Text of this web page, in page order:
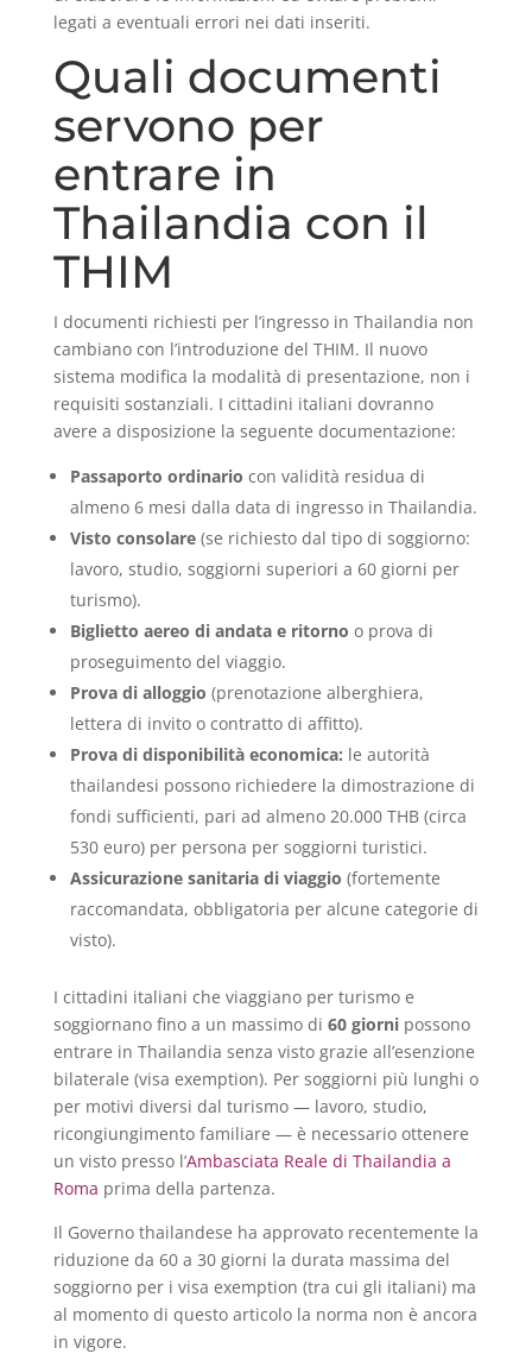
legati a eventuali errori nei dati inseriti.
Quali documenti
servono per
entrare in
Thailandia con il
THIM
I documenti richiesti per l’ingresso in Thailandia non
cambiano con l’introduzione del THIM. Il nuovo
sistema modifica la modalità di presentazione, non i
requisiti sostanziali. I cittadini italiani dovranno
avere a disposizione la seguente documentazione:
Passaporto ordinario con validità residua di
almeno 6 mesi dalla data di ingresso in Thailandia.
Visto consolare(se richiesto dal tipo di soggiorno:
lavoro, studio, soggiorni superiori a 60 giorni per
turismo).
Biglietto aereo di andata e ritorno o prova di
proseguimento del viaggio.
Prova di alloggio (prenotazione alberghiera,
lettera di invito o contratto di affitto).
Prova di disponibilità economica: le autorità
thailandesi possono richiedere la dimostrazione di
fondi sufficienti, pari ad almeno 20.000 THB (circa
530 euro) per persona per soggiorni turistici.
Assicurazione sanitaria di viaggio (fortemente
raccomandata, obbligatoria per alcune categorie di
visto).
I cittadini italiani che viaggiano per turismo e
soggiornano fino a un massimo di 60 giornipossono
entrare in Thailandia senza visto grazie all’esenzione
bilaterale (visa exemption). Per soggiorni più lunghi o
per motivi diversi dal turismo — lavoro, studio,
ricongiungimento familiare — è necessario ottenere
un visto presso l’Ambasciata Reale di Thailandia a
Roma prima della partenza.
Il Governo thailandese ha approvato recentemente la
riduzione da 60 a 30 giorni la durata massima del
soggiorno per i visa exemption (tra cui gli italiani) ma
al momento di questo articolo la norma non è ancora
in vigore.